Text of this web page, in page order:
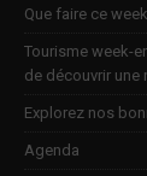
Que faire ce
Tourisme week-
de découvrir une
Explorez nos
Agenda